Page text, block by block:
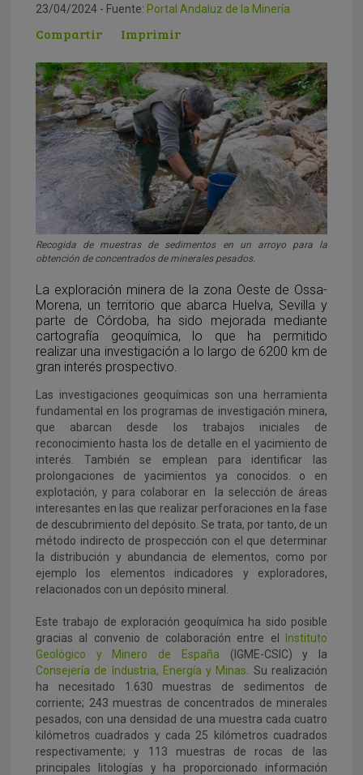
23/04/2024 - Fuente: Portal Andaluz de la Minería
Compartir Imprimir
Recogida de muestras de sedimentos en un arroyo para la
obtención de concentrados de minerales pesados.
La exploración minera de la zona Oeste de Ossa-
Morena, un territorio que abarca Huelva, Sevilla y
parte de Córdoba, ha sido mejorada mediante
cartografía geoquímica, lo que ha permitido
realizar una investigación a lo largo de 6200 km de
gran interés prospectivo.
Las investigaciones geoquímicas son una herramienta
fundamental en los programas de investigación minera,
que abarcan desde los trabajos iniciales de
reconocimiento hasta los de detalle en el yacimiento de
interés. También se emplean para identificar las
prolongaciones de yacimientos ya conocidos. o en
explotación, y para colaborar en la selección de áreas
interesantes en las que realizar perforaciones en la fase
de descubrimiento del depósito. Se trata, por tanto, de un
método indirecto de prospección con el que determinar
la distribución y abundancia de elementos, como por
ejemplo los elementos indicadores y exploradores,
relacionados con un depósito mineral.
Este trabajo de exploración geoquímica ha sido posible
gracias al convenio de colaboración entre el
Instituto
Geológico y Minero de España (IGME-CSIC) y la
Consejería de Industria, Energía y Minas . Su realización
ha necesitado 1.630 muestras de sedimentos de
corriente; 243 muestras de concentrados de minerales
pesados, con una densidad de una muestra cada cuatro
kilómetros cuadrados y cada 25 kilómetros cuadrados
respectivamente; y 113 muestras de rocas de las
principales litologías y ha proporcionado información